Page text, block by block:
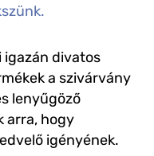
igazán divatos
a szivárvány
lenyűgöző
arra, hogy
igényének.